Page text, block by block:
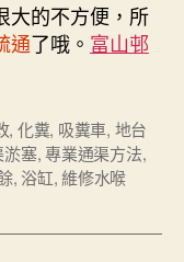
大的不方便，所
通了哦。 富山邨
, 化糞, 吸糞車, 地台
塞,專業通渠方法,
, 浴缸,維修水喉